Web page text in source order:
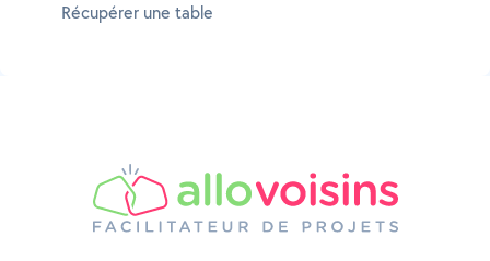
Récupérer une table